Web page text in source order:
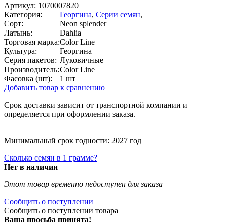
Артикул: 1070007820
Категория:
Георгина, Серии семян,
Сорт:
Neon splender
Латынь:
Dahlia
Торговая марка:Color Line
Культура:
Георгина
Серия пакетов: Луковичные
Производитель:Color Line
Фасовка (шт):
1 шт
Добавить товар к сравнению
Срок доставки зависит от транспортной компании и
определяется при оформлении заказа.
Минимальный срок годности: 2027 год
Сколько семян в 1 грамме?
Нет в наличии
Этот товар временно недоступен для заказа
Сообщить о поступлении
Сообщить о поступлении товара
Ваша просьба принята!